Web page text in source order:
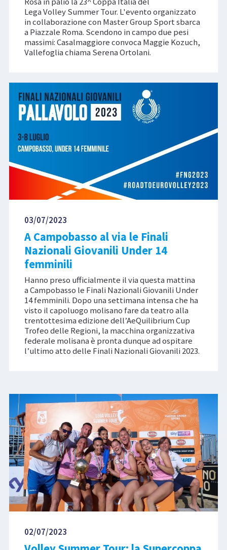
Lega Volley Summer Tour. L'evento organizzato
in collaborazione con Master Group Sport sbarca
a Piazzale Roma. Scendono in campo due pesi
massimi: Casalmaggiore convoca Maggie Kozuch,
Vallefoglia chiama Serena Ortolani.
03/07/2023
A Campobasso al via le Finali
Nazionali Giovanili Under 14
femminili
Hanno preso ufficialmente il via questa mattina
a Campobasso le Finali Nazionali Giovanili Under
14 femminili. Dopo una settimana intensa che ha
visto il capoluogo molisano fare da teatro alla
trentottesima edizione dell’AeQuilibrium Cup
Trofeo delle Regioni, la macchina organizzativa
federale molisana è pronta dunque ad ospitare
l’ultimo atto delle Finali Nazionali Giovanili 2023.
02/07/2023